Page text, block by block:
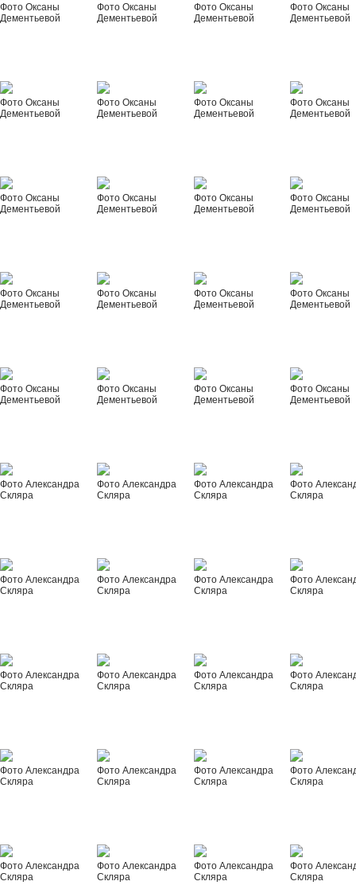
Фото Оксаны
Дементьевой
Фото Оксаны
Дементьевой
Фото Оксаны
Дементьевой
Фото Оксаны
Дементьевой
Фото Оксаны
Дементьевой
Фото Оксаны
Дементьевой
Фото Оксаны
Дементьевой
Фото Оксаны
Дементьевой
Фото Оксаны
Дементьевой
Фото Оксаны
Дементьевой
Фото Оксаны
Дементьевой
Фото Оксаны
Дементьевой
Фото Оксаны
Дементьевой
Фото Оксаны
Дементьевой
Фото Оксаны
Дементьевой
Фото Оксаны
Дементьевой
Фото Оксаны
Дементьевой
Фото Оксаны
Дементьевой
Фото Оксаны
Дементьевой
Фото Оксаны
Дементьевой
Фото Александра
Скляра
Фото Александра
Скляра
Фото Александра
Скляра
Фото
Скляра
Фото Александра
Скляра
Фото Александра
Скляра
Фото Александра
Скляра
Фото
Скляра
Фото Александра
Скляра
Фото Александра
Скляра
Фото Александра
Скляра
Фото
Скляра
Фото Александра
Скляра
Фото Александра
Скляра
Фото Александра
Скляра
Фото
Скляра
Фото Александра
Скляра
Фото Александра
Скляра
Фото Александра
Скляра
Фото
Скляра